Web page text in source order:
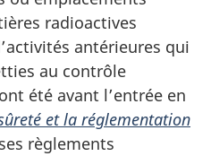
radioactives
antérieures qui
au contrôle
été avant l’entrée en
et la réglementation
règlements